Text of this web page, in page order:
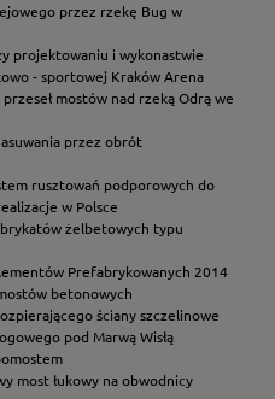
przez rzekę Bug w
projektowaniu i wykonastwie
- sportowej Kraków Arena
mostów nad rzeką Odrą we
przez obrót
rusztowań podporowych do
w Polsce
żelbetowych typu
Prefabrykowanych 2014
betonowych
ściany szczelinowe
pod Marwą Wisłą
most łukowy na obwodnicy